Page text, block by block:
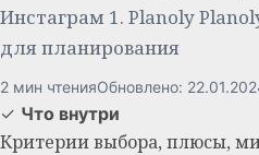
Инстаграм 1. Planoly
для планирования
2 мин чтенияОбновлено:
✓ Что внутри
Критерии выбора, плюсы,